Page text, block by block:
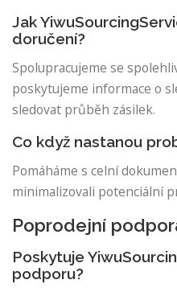
Jak
doručení?
Spolupracujeme se
poskytujeme informace o
sledovat průběh zásilek.
Co když nastanou
Pomáháme s celní
minimalizovali potenciální
Poprodejní
Poskytuje
podporu?